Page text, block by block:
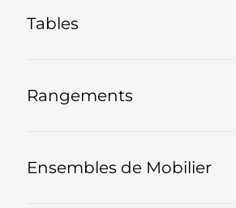
Tables
Rangements
Ensembles de Mobilier